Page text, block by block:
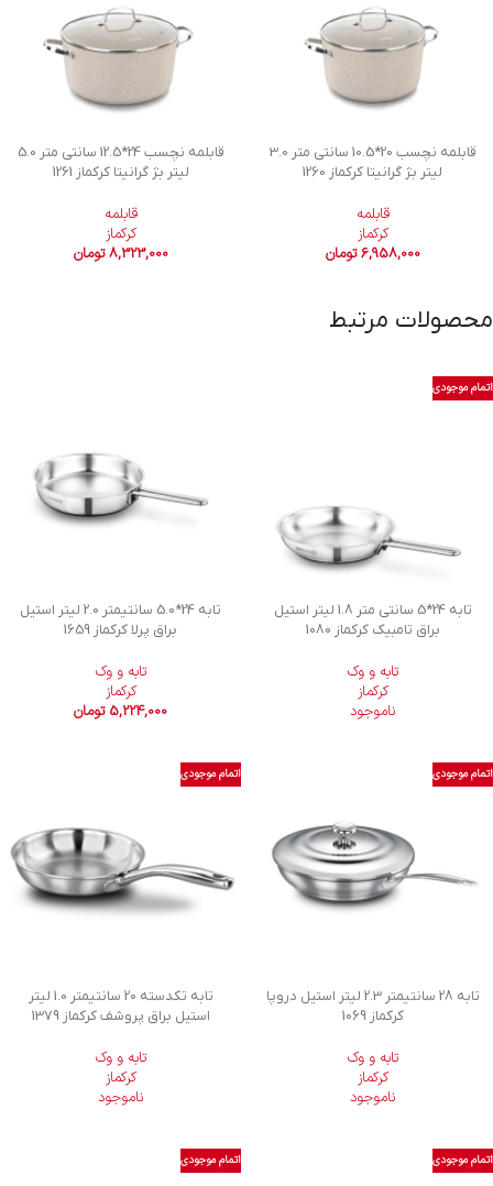
قابلمه نچسب 20*10.5 سانتی متر 3.0
لیتر بژ گرانیتا کرکماز 1260
قابلمه
کرکماز
6,958,000 تومان
قابلمه نچسب 24*12.5 سانتی متر 5.0
لیتر بژ گرانیتا کرکماز 1261
قابلمه
کرکماز
8,323,000 تومان
محصولات مرتبط
اتمام موجودی
تابه 24*5 سانتی متر 1.8 لیتر استیل
براق تامبیک کرکماز 1080
تابه و وک
کرکماز
ناموجود
تابه 24*5.0 سانتیمتر 2.0 لیتر استیل
براق پرلا کرکماز 1659
تابه و وک
کرکماز
5,224,000 تومان
اتمام موجودی
تابه 28 سانتیمتر 2.3 لیتر استیل دروپا
کرکماز 1069
تابه و وک
کرکماز
ناموجود
اتمام موجودی
تابه تکدسته 20 سانتیمتر 1.0 لیتر
استیل براق پروشف کرکماز 1379
تابه و وک
کرکماز
ناموجود
اتمام موجودی اتمام موجودی